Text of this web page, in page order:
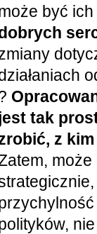
być
tak
z
może